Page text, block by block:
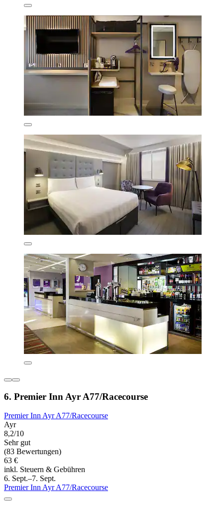
6. Premier Inn Ayr A77/Racecourse
Premier Inn Ayr A77/Racecourse
Ayr
8,2/10
Sehr gut
(83 Bewertungen)
63 €
inkl. Steuern & Gebühren
6. Sept.–7. Sept.
Premier Inn Ayr A77/Racecourse